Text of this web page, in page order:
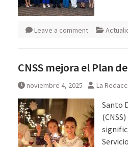
Leave a comment
CNSS mejora el Plan
noviembre 4, 2025 La
Santo